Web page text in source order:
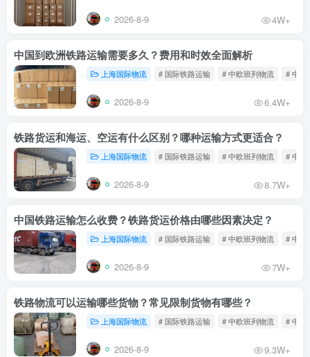
2026-8-9 4W+
中国到欧洲铁路运输需要多久？费用和时效全面解析
上海国际物流 # 国际铁路运输 # 中欧班列物流 # 中欧
2026-8-9 6.4W+
铁路货运和海运、空运有什么区别？哪种运输方式更适合？
上海国际物流 # 国际铁路运输 # 中欧班列物流 # 中欧
2026-8-9 8.7W+
中国铁路运输怎么收费？铁路货运价格由哪些因素决定？
上海国际物流 # 国际铁路运输 # 中欧班列物流 # 中欧
2026-8-9 7W+
铁路物流可以运输哪些货物？常见限制货物有哪些？
上海国际物流 # 国际铁路运输 # 中欧班列物流 # 中欧
2026-8-9 9.3W+